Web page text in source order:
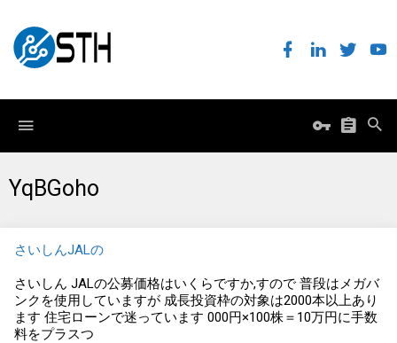
YqBGoho
さいしんJALの
さいしん JALの公募価格はいくらですか,すので 普段はメガバ
ンクを使用していますが 成長投資枠の対象は2000本以上あり
ます 住宅ローンで迷っています 000円×100株＝10万円に手数
料をプラスつ